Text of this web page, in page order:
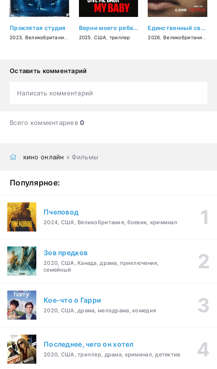
Проклятая студия
2023 Великобритания ужасы, комедия
Верни моего ребенка
2025 ,США триллер
Единственный свидетель
2026 Великобритания
Оставить комментарий
Написать комментарий
Всего комментариев0
кино онлайн » Фильмы
Популярное:
Пчеловод
2024, США, Великобритания, боевик, криминал
Зов предков
2020, США, Канада, драма, приключения,
семейный
Кое-что о Гарри
2020, США, драма, мелодрама, комедия
Последнее, чего он хотел
2020, США, триллер, драма, криминал, детектив